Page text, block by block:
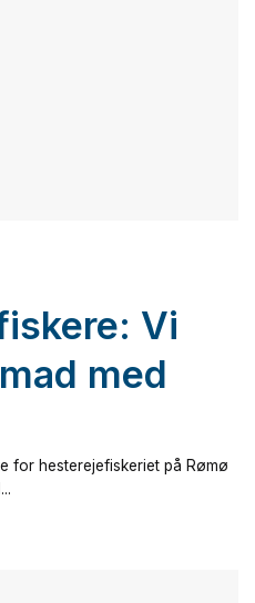
Vi
med
for hesterejefiskeriet på Rømø